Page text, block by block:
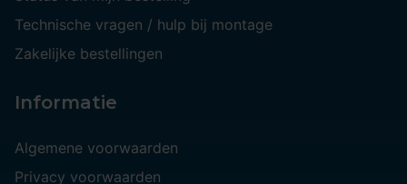
Technische vragen / hulp bij montage
Zakelijke bestellingen
Informatie
Algemene voorwaarden
Privacy voorwaarden